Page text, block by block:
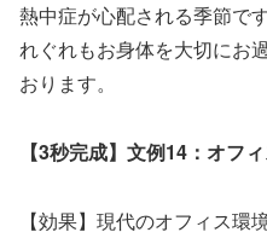
熱中症が心配される季節で
れぐれもお身体を大切にお
おります。
【3秒完成】文例14：オフ
【効果】現代のオフィス環